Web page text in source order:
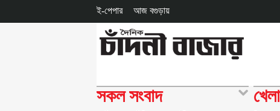
ই-পেপার আজ বগুড়ায়
সকল সংবাদ